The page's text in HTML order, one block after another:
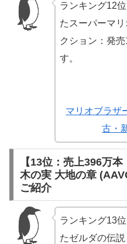
ランキング12
たスーパーマ
クション：発
す。
マリオブラザ
古・
【13位：売上396万
木の実 大地の章
ご紹介
ランキング13
たゼルダの伝